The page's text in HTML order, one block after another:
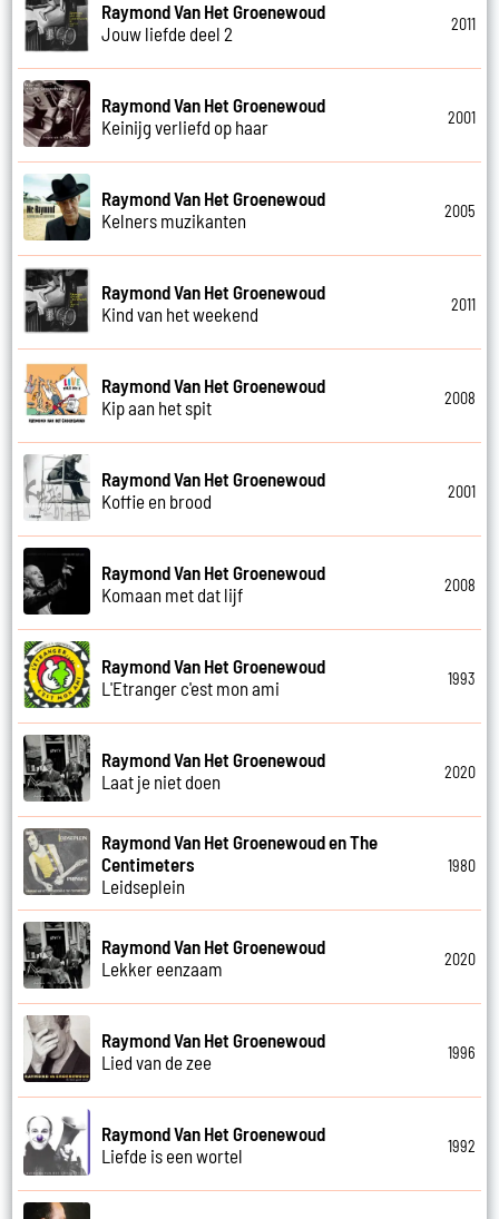
Raymond Van Het Groenewoud
Jouw liefde deel 2
2011
Raymond Van Het Groenewoud
Keinijg verliefd op haar
2001
Raymond Van Het Groenewoud
Kelners muzikanten
2005
Raymond Van Het Groenewoud
Kind van het weekend
2011
Raymond Van Het Groenewoud
Kip aan het spit
2008
Raymond Van Het Groenewoud
Koffie en brood
2001
Raymond Van Het Groenewoud
Komaan met dat lijf
2008
Raymond Van Het Groenewoud
L'Etranger c'est mon ami
1993
Raymond Van Het Groenewoud
Laat je niet doen
2020
Raymond Van Het Groenewoud en The
Centimeters
Leidseplein
1980
Raymond Van Het Groenewoud
Lekker eenzaam
2020
Raymond Van Het Groenewoud
Lied van de zee
1996
Raymond Van Het Groenewoud
Liefde is een wortel
1992